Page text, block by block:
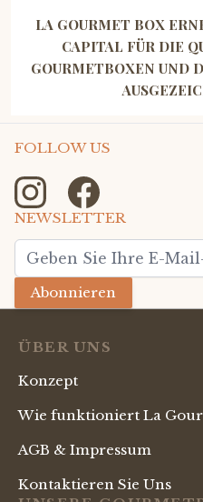
LA GOURMET BOX
CAPITAL FÜR DIE
GOURMETBOXEN UND
FOLLOW US
NEWSLETTER
Abonnieren
ÜBER UNS
Konzept
Wie funktioniert La
AGB & Impressum
Kontaktieren Sie Uns